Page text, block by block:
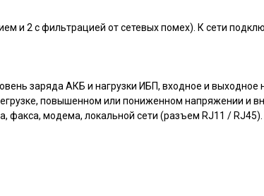
и 2 с фильтрацией от сетевых помех). К сети
заряда АКБ и нагрузки ИБП, входное и выходное
повышенном или пониженном напряжении и
факса, модема, локальной сети (разъем RJ11 / RJ45).